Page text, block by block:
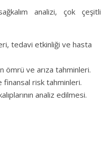
analizi, çok çeşitli
tedavi etkinliği ve hasta
ömrü ve arıza tahminleri.
finansal risk tahminleri.
analiz edilmesi.